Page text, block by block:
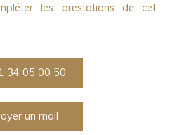
les prestations de cet
34 05 00 50
un mail